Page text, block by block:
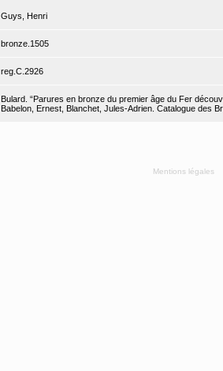
Guys, Henri
bronze.1505
reg.C.2926
Bulard. “Parures en bronze du premier âge du Fer
Babelon, Ernest, Blanchet, Jules-Adrien. Catalogue des
Mentions légales